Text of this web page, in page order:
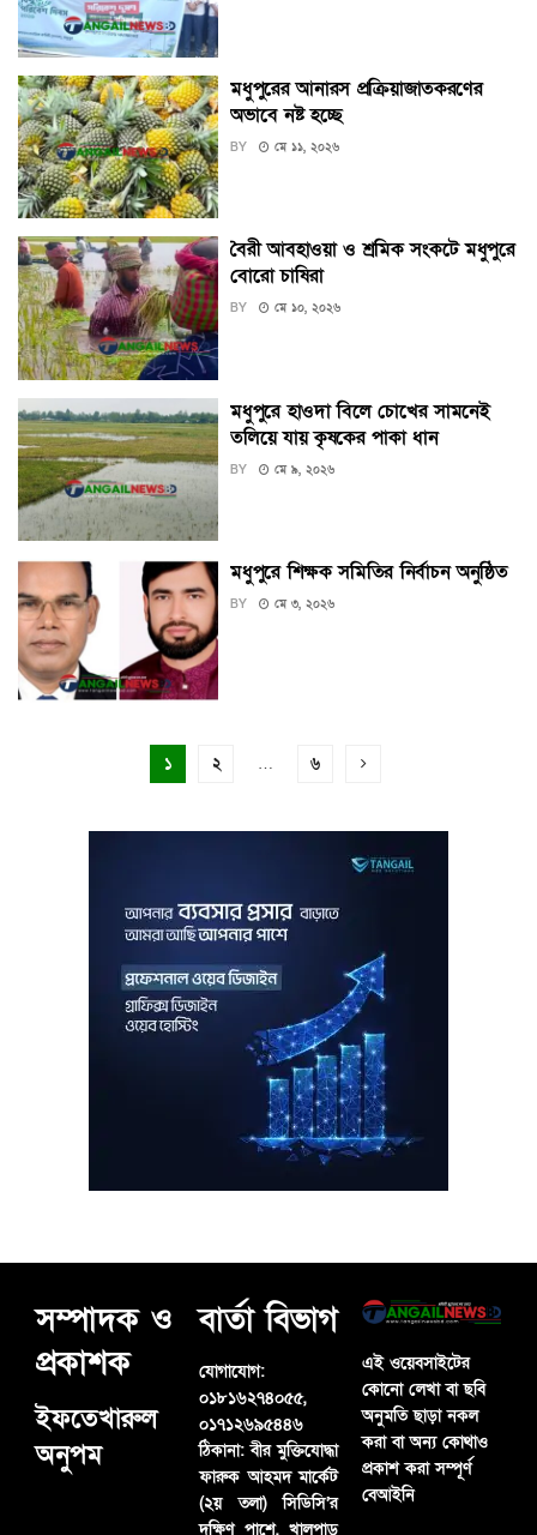
মধুপুরের আনারস প্রক্রিয়াজাতকরণের
অভাবে নষ্ট হচ্ছে
BY মে ১১, ২০২৬
বৈরী আবহাওয়া ও শ্রমিক সংকটে মধুপুরে
বোরো চাষিরা
BY মে ১০, ২০২৬
মধুপুরে হাওদা বিলে চোখের সামনেই
তলিয়ে যায় কৃষকের পাকা ধান
BY মে ৯, ২০২৬
মধুপুরে শিক্ষক সমিতির নির্বাচন অনুষ্ঠিত
BY মে ৩, ২০২৬
১ ২ … ৬
সম্পাদক ও
প্রকাশক
ইফতেখারুল
অনুপম
বার্তা বিভাগ
যোগাযোগ:
০১৮১৬২৭৪০৫৫,
০১৭১২৬৯৫৪৪৬
ঠিকানা:বীর মুক্তিযোদ্ধা
ফারুক আহমদ মার্কেট
(২য় তলা) সিডিসি’র
দক্ষিণ পাশে, খালপাড়
এই ওয়েবসাইটের
কোনো লেখা বা ছবি
অনুমতি ছাড়া নকল
করা বা অন্য কোথাও
প্রকাশ করা সম্পূর্ণ
বেআইনি